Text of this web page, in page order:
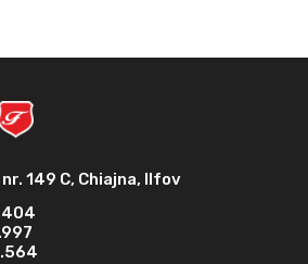
149 C, Chiajna, Ilfov